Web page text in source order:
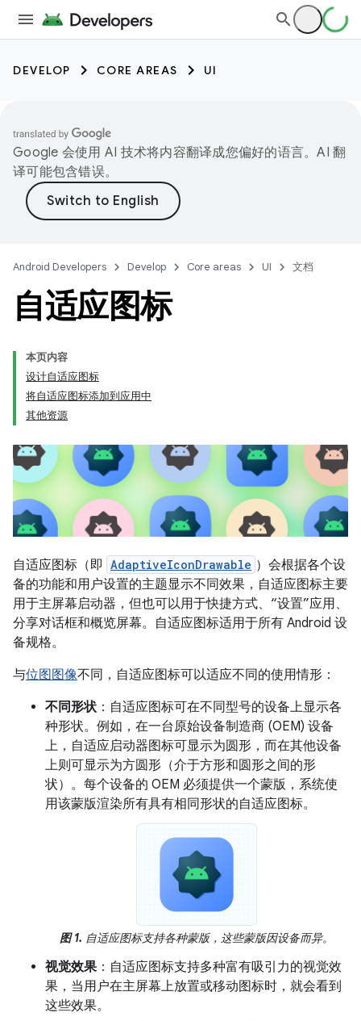
DEVELOP CORE AREAS UI
Google 会使用 AI 技术将内容翻译成您偏好的语言。AI 翻
译可能包含错误。
Android Developers Develop Core areas UI 文档
自适应图标
本页内容
设计自适应图标
将自适应图标添加到应用中
其他资源
自适应图标（即 AdaptiveIconDrawable ）会根据各个设
备的功能和用户设置的主题显示不同效果，自适应图标主要
用于主屏幕启动器，但也可以用于快捷方式、“设置”应用、
分享对话框和概览屏幕。自适应图标适用于所有 Android 设
备规格。
与位图图像不同，自适应图标可以适应不同的使用情形：
不同形状 ：自适应图标可在不同型号的设备上显示各
种形状。例如，在一台原始设备制造商 (OEM) 设备
上，自适应启动器图标可显示为圆形，而在其他设备
上则可显示为方圆形（介于方形和圆形之间的形
状）。每个设备的 OEM 必须提供一个蒙版，系统使
用该蒙版渲染所有具有相同形状的自适应图标。
图 1. 自适应图标支持各种蒙版，这些蒙版因设备而异。
视觉效果 ：自适应图标支持多种富有吸引力的视觉效
果，当用户在主屏幕上放置或移动图标时，就会看到
这些效果。